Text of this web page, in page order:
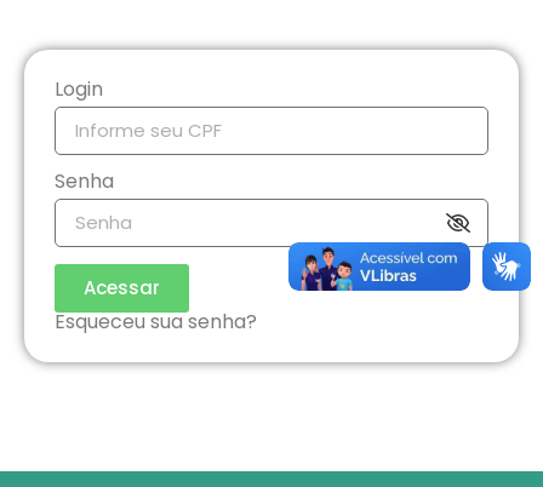
Login
Senha
Acessar
Esqueceu sua senha?